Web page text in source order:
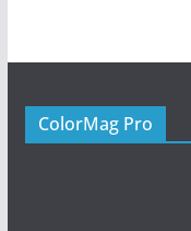
ColorMag Pro